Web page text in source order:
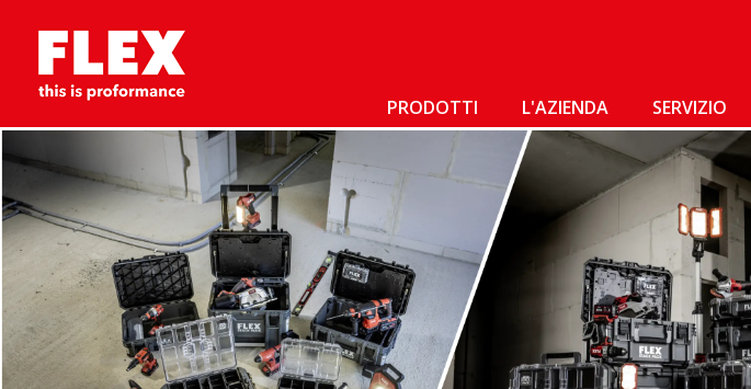
PRODOTTI L'AZIENDA SERVIZIO